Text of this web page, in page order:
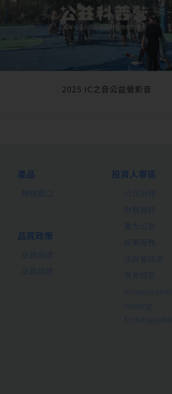
2025 IC之音公益營影音
產品
聯絡窗口
品質政策
品質保證
品質認證
投資人專區
公司治理
財務資訊
重大公告
股東服務
法說會訊息
常見問答
relating